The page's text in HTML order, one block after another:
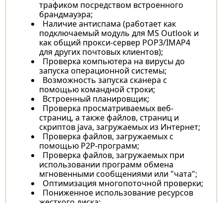
трафиком посредством встроенного
брандмауэра;
Наличие антиспама (работает как
подключаемый модуль для MS Outlook и
как общий прокси-сервер POP3/IMAP4
для других почтовых клиентов);
Проверка компьютера на вирусы до
запуска операционной системы;
Возможность запуска сканера с
помощью командной строки;
Встроенный планировщик;
Проверка просматриваемых веб-
страниц, а также файлов, страниц и
скриптов java, загружаемых из Интернет;
Проверка файлов, загружаемых с
помощью P2P-программ;
Проверка файлов, загружаемых при
использовании программ обмена
мгновенными сообщениями или "чата";
Оптимизация многопоточной проверки;
Пониженное использование ресурсов